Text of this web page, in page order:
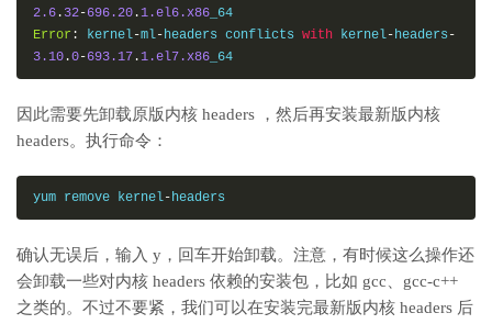
2.6 . 32-696.20 . 1.el6.x86
Error : kernel-ml-headers conflicts with kernel-headers -
3.10 .0-693.17 . 1.el7.x86 _64
因此需要先卸载原版内核 headers ，然后再安装最新版内核
headers。执行命令：
yum remove kernel-headers
确认无误后，输入 y，回车开始卸载。注意，有时候这么操作还
会卸载一些对内核 headers 依赖的安装包，比如 gcc、gcc-c++
之类的。不过不要紧，我们可以在安装完最新版内核 headers 后